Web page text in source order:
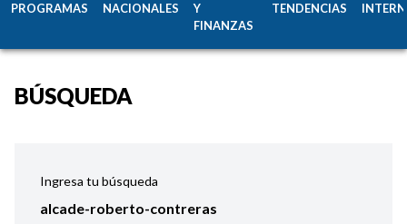
PROGRAMAS NACIONALES
Y
FINANZAS
TENDENCIAS
BÚSQUEDA
Ingresa tu búsqueda